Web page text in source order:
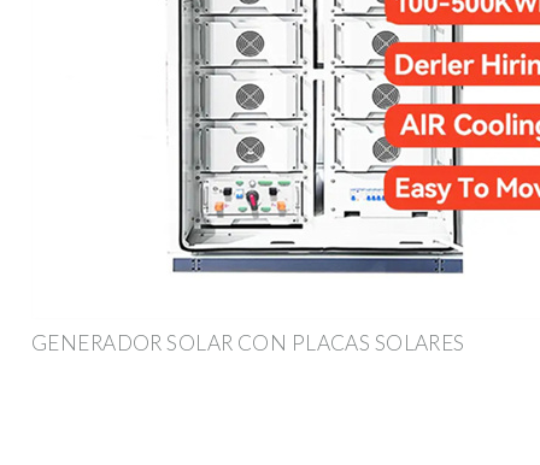
GENERADOR SOLAR CON PLACAS SOLARES